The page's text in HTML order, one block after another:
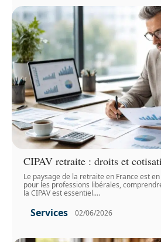
CIPAV retraite : droits et
Le paysage de la retraite en France est
pour les professions libérales,
la CIPAV est essentiel.…
Services 02/06/2026